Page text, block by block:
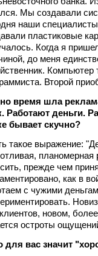
Мы создавали
наши
пластиковые
Когда я
до меня
Компьютер
Второй
время шла
Работают деньги.
бывает скучно?
такое выражение:
планомерная
прежде чем
как в
с чужими
новом,
остроты
для вас значит